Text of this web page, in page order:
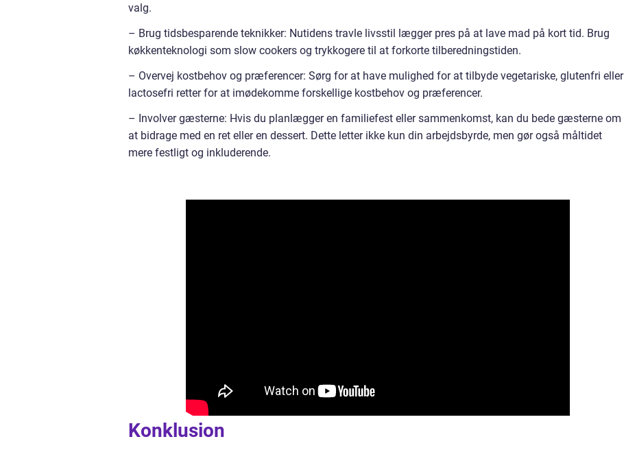
valg.
– Brug tidsbesparende teknikker: Nutidens travle livsstil lægger pres på at lave mad på kort tid. Brug
køkkenteknologi som slow cookers og trykkogere til at forkorte tilberedningstiden.
– Overvej kostbehov og præferencer: Sørg for at have mulighed for at tilbyde vegetariske, glutenfri eller
lactosefri retter for at imødekomme forskellige kostbehov og præferencer.
– Involver gæsterne: Hvis du planlægger en familiefest eller sammenkomst, kan du bede gæsterne om
at bidrage med en ret eller en dessert. Dette letter ikke kun din arbejdsbyrde, men gør også måltidet
mere festligt og inkluderende.
Konklusion